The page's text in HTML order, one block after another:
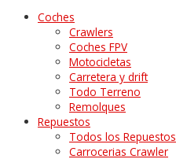
Coches
Crawlers
Coches FPV
Motocicletas
Carretera y drift
Todo Terreno
Remolques
Repuestos
Todos los Repuestos
Carrocerias Crawler